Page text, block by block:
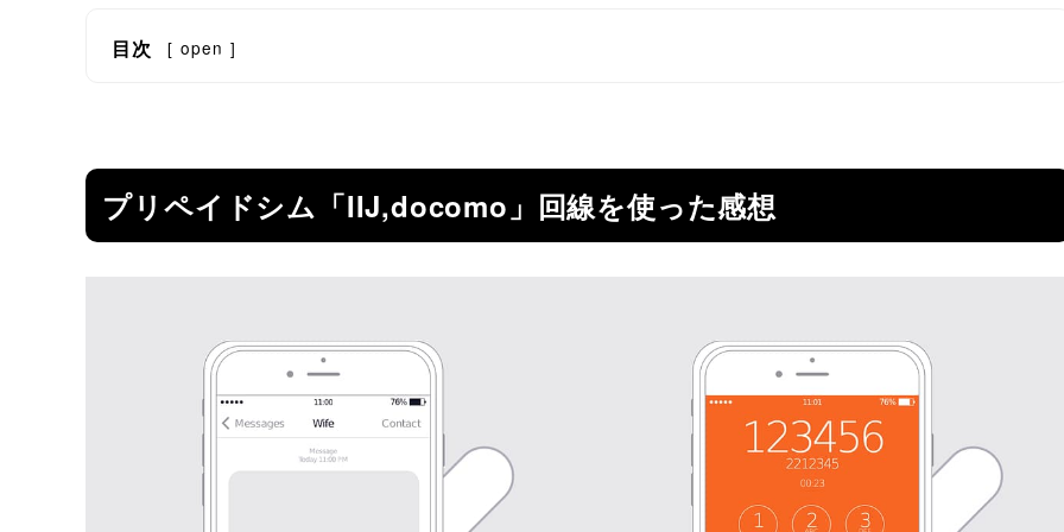
目次 [ open ]
プリペイドシム「IIJ,docomo」回線を使った感想